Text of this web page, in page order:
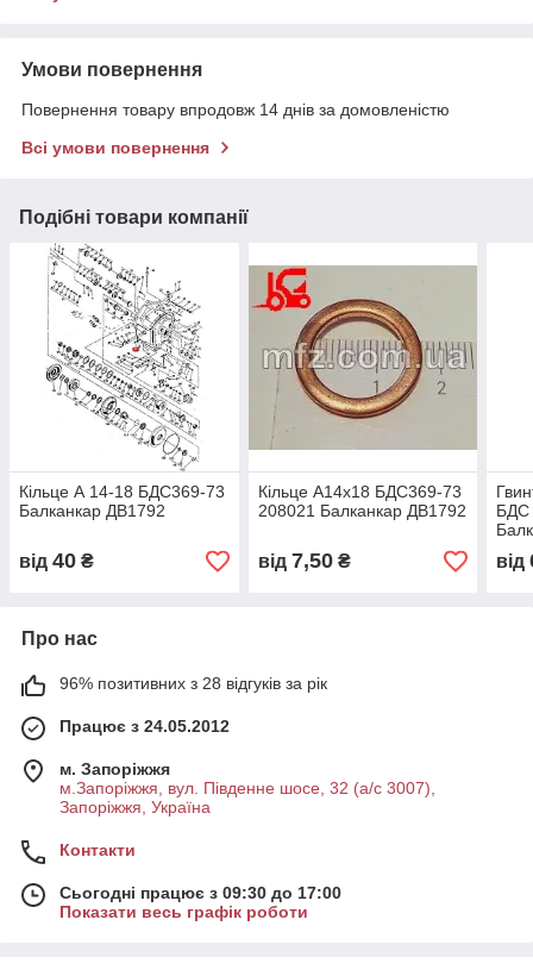
Умови повернення
Повернення товару впродовж 14 днів за домовленістю
Всі умови повернення
Подібні товари компанії
Кільце А 14-18 БДС369-73
Балканкар ДВ1792
від 40 ₴
Кільце A14x18 БДС369-73
208021 Балканкар ДВ1792
від 7,50₴
БДС
від
Про нас
96% позитивних з 28 відгуків за рік
Працює з 24.05.2012
м. Запоріжжя
м.Запоріжжя, вул. Південне шосе, 32 (а/с 3007),
Запоріжжя, Україна
Контакти
Сьогодні працює з 09:30 до 17:00
Показати весь графік роботи